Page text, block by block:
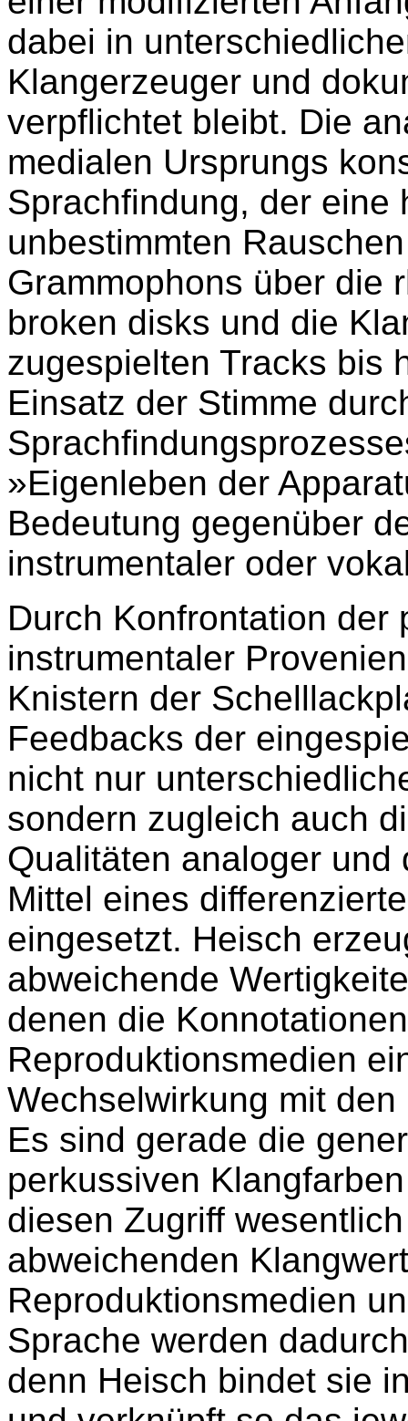
dabei in
Klangerzeuger und
verpflichtet bleibt. Die
medialen Ursprungs
Sprachfindung, der eine
unbestimmten
Grammophons über die
broken disks und die
zugespielten Tracks bis
Einsatz der Stimme
»Eigenleben der
Bedeutung gegenüber
instrumentaler oder
Durch Konfrontation der
instrumentaler
Knistern der
Feedbacks der
nicht nur
sondern zugleich auch
Qualitäten analoger
Mittel eines
eingesetzt. Heisch
abweichende
denen die
Reproduktionsmedien
Wechselwirkung mit
Es sind gerade die
perkussiven
diesen Zugriff
abweichenden
Reproduktionsmedien
Sprache werden
denn Heisch bindet sie